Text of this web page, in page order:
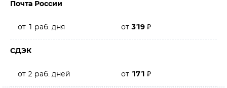
Почта России
от 1 раб. дня от 319 ₽
СДЭК
от 2 раб. дней от 171 ₽